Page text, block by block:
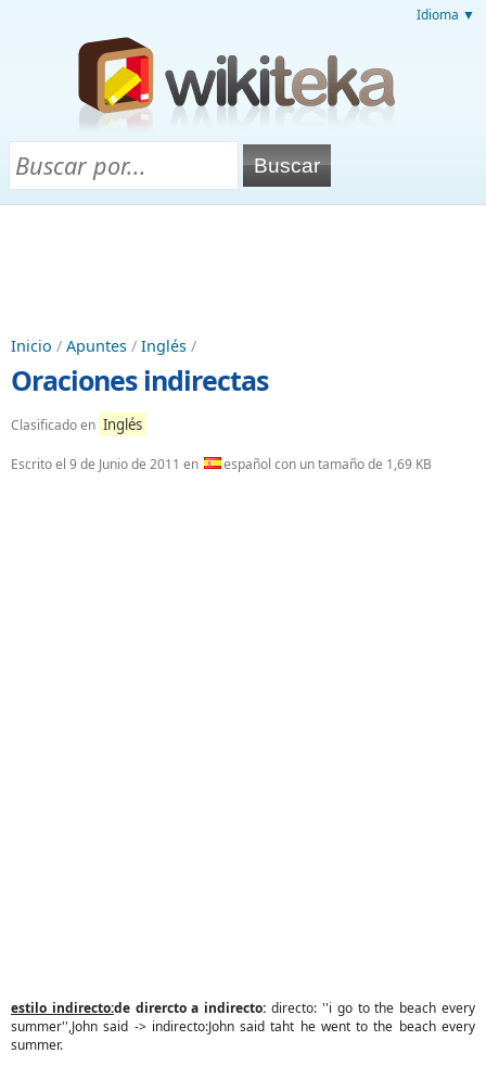
Idioma ▼
Inicio / Apuntes / Inglés /
Oraciones indirectas
Clasificado en Inglés
Escrito el 9 de Junio de 2011 en español con un tamaño de 1,69 KB
estilo indirecto:de dirercto a indirecto:directo: ''i go to the beach every
summer'',John said -> indirecto:John said taht he went to the beach every
summer.